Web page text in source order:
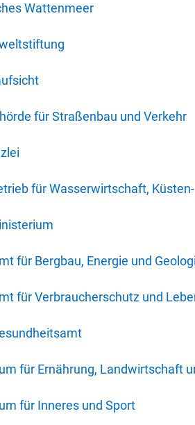
Wattenmeer
für Straßenbau und Verkehr
für Wasserwirtschaft,
für Bergbau, Energie und
für Verbraucherschutz und
für Ernährung, Landwirtschaft
für Inneres und Sport